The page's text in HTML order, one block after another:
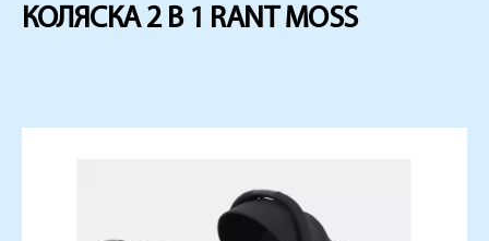
КОЛЯСКА 2 В 1 RANT MOSS